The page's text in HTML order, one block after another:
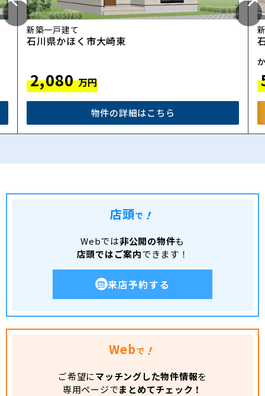
新築一戸建て
石川県かほく市大崎東
2,080 万円
物件の詳細はこちら
店頭で！
Webでは非公開の物件も
店頭ではご案内できます！
来店予約する
Webで！
ご希望にマッチングした物件情報を
専用ページでまとめてチェック！